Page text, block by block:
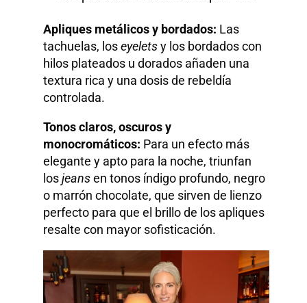
Apliques metálicos y bordados: Las
tachuelas, loseyeletsy los bordados con
hilos plateados u dorados añaden una
textura rica y una dosis de rebeldía
controlada.
Tonos claros, oscuros y
monocromáticos: Para un efecto más
elegante y apto para la noche, triunfan
losjeansen tonos índigo profundo, negro
o marrón chocolate, que sirven de lienzo
perfecto para que el brillo de los apliques
resalte con mayor sofisticación.